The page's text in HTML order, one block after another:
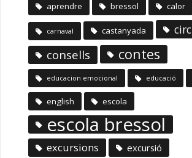
aprendre bressol calor
carnaval castanyada circ
consells contes
educacion emocional educació
english escola
escola bressol
excursions excursió